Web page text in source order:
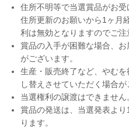
住所不明等で当選賞品がお
住所更新のお願いから1ヶ月
利は無効となりますのでご注
賞品の入手が困難な場合、
がございます。
生産・販売終了など、やむ
し替えさせていただく場合が
当選権利の譲渡はできません
賞品の発送は、当選発表よ
ります。